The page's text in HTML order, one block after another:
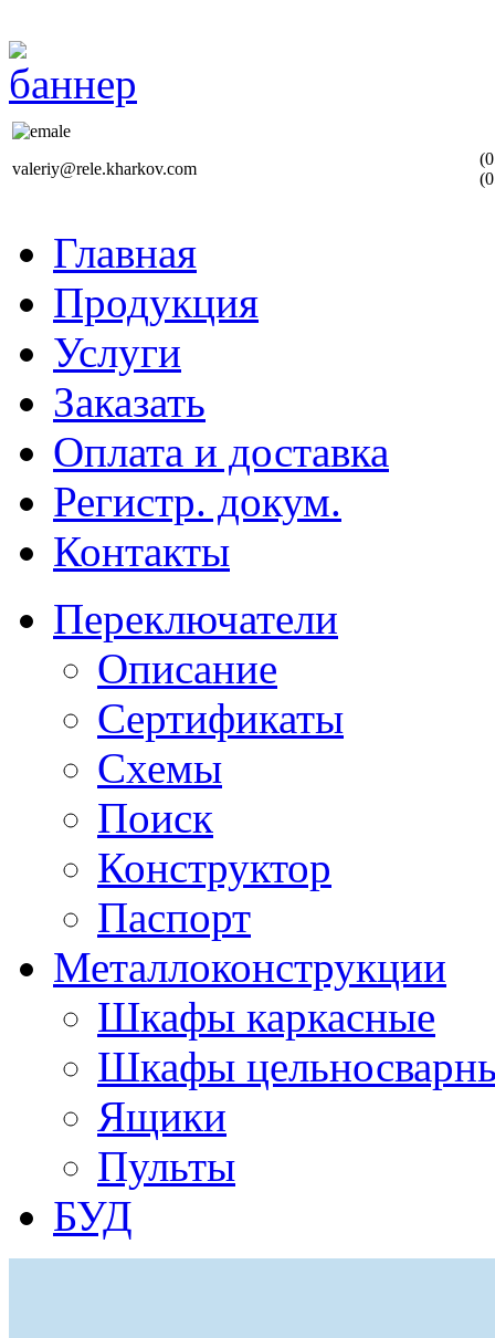
valeriy@rele.kharkov.com
Главная
Продукция
Услуги
Заказать
Оплата и доставка
Регистр. докум.
Контакты
Переключатели
Описание
Сертификаты
Схемы
Поиск
Конструктор
Паспорт
Металлоконструкции
Шкафы каркасные
Шкафы
Ящики
Пульты
БУД